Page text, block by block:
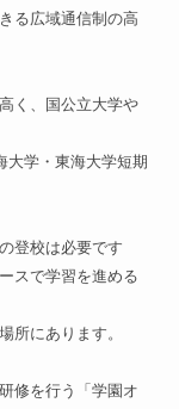
る広域通信制の高
く、国公立大学や
大学・東海大学短期
登校は必要です
スで学習を進める
所にあります。
修を行う「学園オ